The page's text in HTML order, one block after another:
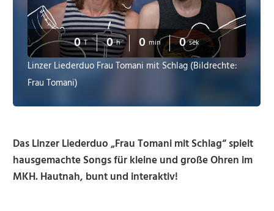
0 T 0 h 0 min 0 sek
Linzer Liederduo Frau Tomani mit Schlag (Bildrechte:
Frau Tomani)
Das Linzer Liederduo „Frau Tomani mit Schlag“ spielt
hausgemachte Songs für kleine und große Ohren im
MKH. Hautnah, bunt und interaktiv!